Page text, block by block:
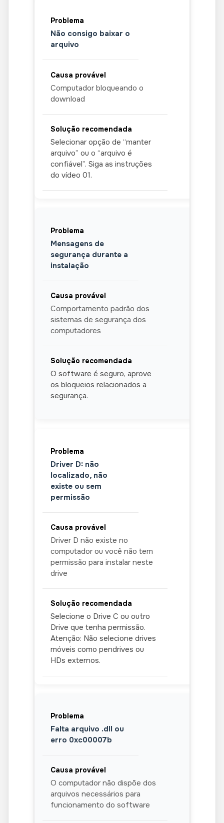
Não consigo baixar o
arquivo
Computador bloqueando o
download
Selecionar opção de “manter
arquivo” ou o “arquivo é
confiável”. Siga as instruções
do vídeo 01.
Mensagens de
segurança durante a
instalação
Comportamento padrão dos
sistemas de segurança dos
computadores
O software é seguro, aprove
os bloqueios relacionados a
segurança.
Driver D: não
localizado, não
existe ou sem
permissão
Driver D não existe no
computador ou você não tem
permissão para instalar neste
drive
Selecione o Drive C ou outro
Drive que tenha permissão.
Atenção: Não selecione drives
móveis como pendrives ou
HDs externos.
Falta arquivo .dll ou
erro 0xc00007b
O computador não dispõe dos
arquivos necessários para
funcionamento do software